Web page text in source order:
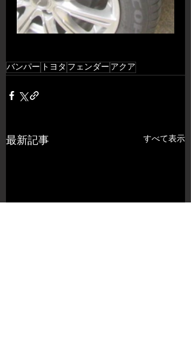
バンパー トヨタ フェンダー アクア
最新記事 すべて表示